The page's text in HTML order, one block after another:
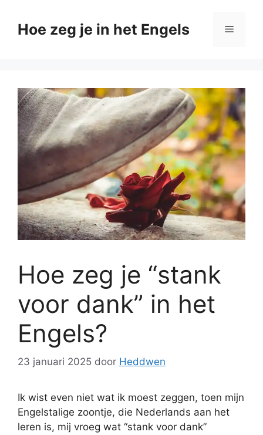
naarHoe zeg je in het Engels Menu
Hoe zeg je “stank
voor dank” in het
Engels?
23 januari 2025 door Heddwen
Ik wist even niet wat ik moest zeggen, toen mijn
Engelstalige zoontje, die Nederlands aan het
leren is, mij vroeg wat “stank voor dank”